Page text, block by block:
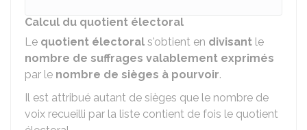
Calcul du quotient électoral
Le quotient électoral s'obtient en divisant le
nombre de suffrages valablement exprimés
par le nombre de sièges à pourvoir.
Il est attribué autant de sièges que le nombre de
voix recueilli par la liste contient de fois le quotient